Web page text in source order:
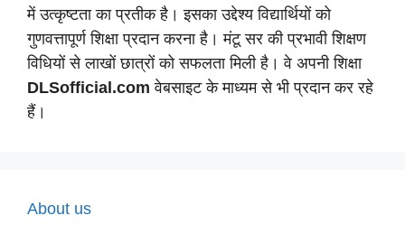
में उत्कृष्टता का प्रतीक है। इसका उद्देश्य विद्यार्थियों को
गुणवत्तापूर्ण शिक्षा प्रदान करना है। मंटू सर की प्रभावी शिक्षण
विधियों से लाखों छात्रों को सफलता मिली है। वे अपनी शिक्षा
DLSofficial.com वेबसाइट के माध्यम से भी प्रदान कर रहे
हैं।
About us